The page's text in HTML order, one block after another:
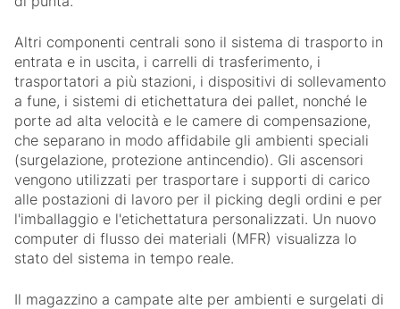
Altri componenti centrali sono il sistema di trasporto in
entrata e in uscita, i carrelli di trasferimento, i
trasportatori a più stazioni, i dispositivi di sollevamento
a fune, i sistemi di etichettatura dei pallet, nonché le
porte ad alta velocità e le camere di compensazione,
che separano in modo affidabile gli ambienti speciali
(surgelazione, protezione antincendio). Gli ascensori
vengono utilizzati per trasportare i supporti di carico
alle postazioni di lavoro per il picking degli ordini e per
l'imballaggio e l'etichettatura personalizzati. Un nuovo
computer di flusso dei materiali (MFR) visualizza lo
stato del sistema in tempo reale.
Il magazzino a campate alte per ambienti e surgelati di